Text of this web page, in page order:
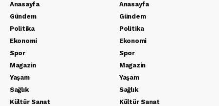
Anasayfa
Gündem
Politika
Ekonomi
Spor
Magazin
Yaşam
Sağlık
Kültür Sanat
Anasayfa
Gündem
Politika
Ekonomi
Spor
Magazin
Yaşam
Sağlık
Kültür Sanat